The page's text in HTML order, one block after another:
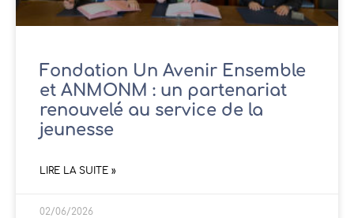
Fondation Un Avenir Ensemble
et ANMONM : un partenariat
renouvelé au service de la
jeunesse
LIRE LA SUITE »
02/06/2026